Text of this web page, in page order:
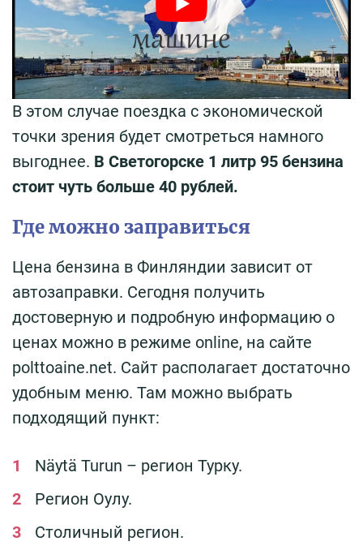
В этом случае поездка с экономической
точки зрения будет смотреться намного
выгоднее. В Светогорске 1 литр 95 бензина
стоит чуть больше 40 рублей.
Где можно заправиться
Цена бензина в Финляндии зависит от
автозаправки. Сегодня получить
достоверную и подробную информацию о
ценах можно в режиме online, на сайте
polttoaine.net. Сайт располагает достаточно
удобным меню. Там можно выбрать
подходящий пункт:
Näytä Turun – регион Турку.
Регион Оулу.
Столичный регион.